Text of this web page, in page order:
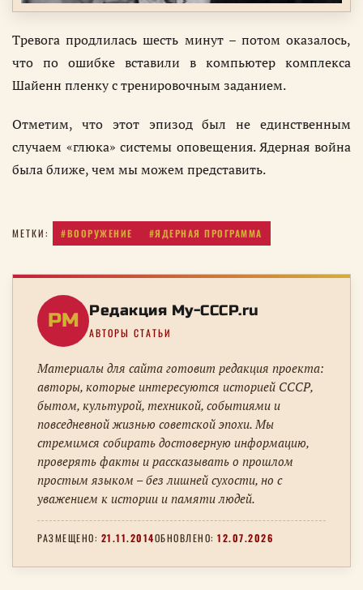
Тревога продлилась шесть минут – потом оказалось,
что по ошибке вставили в компьютер комплекса
Шайенн пленку с тренировочным заданием.
Отметим, что этот эпизод был не единственным
случаем «глюка» системы оповещения. Ядерная война
была ближе, чем мы можем представить.
МЕТКИ: #ВООРУЖЕНИЕ #ЯДЕРНАЯ ПРОГРАММА
РM Редакция My-CCCP.ru
АВТОРЫ СТАТЬИ
Материалы для сайта готовит редакция проекта:
авторы, которые интересуются историей СССР,
бытом, культурой, техникой, событиями и
повседневной жизнью советской эпохи. Мы
стремимся собирать достоверную информацию,
проверять факты и рассказывать о прошлом
простым языком – без лишней сухости, но с
уважением к истории и памяти людей.
РАЗМЕЩЕНО: 21.11.2014ОБНОВЛЕНО: 12.07.2026